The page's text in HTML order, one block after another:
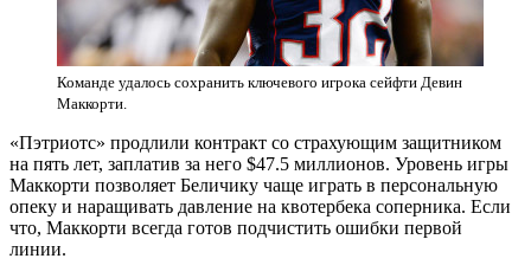
Команде удалось сохранить ключевого игрока сейфти Девин
Маккорти.
«Пэтриотс» продлили контракт со страхующим защитником
на пять лет, заплатив за него $47.5 миллионов. Уровень игры
Маккорти позволяет Беличику чаще играть в персональную
опеку и наращивать давление на квотербека соперника. Если
что, Маккорти всегда готов подчистить ошибки первой
линии.